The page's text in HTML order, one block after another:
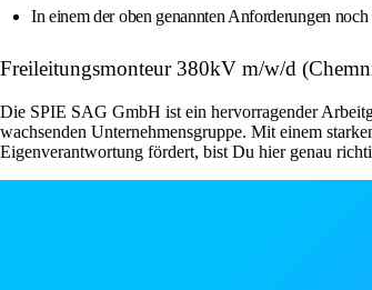
In einem der oben genannten Anforderungen
Freileitungsmonteur 380kV m/w/d
Die SPIE SAG GmbH ist ein hervorragender
wachsenden Unternehmensgruppe. Mit einem
Eigenverantwortung fördert, bist Du hier genau